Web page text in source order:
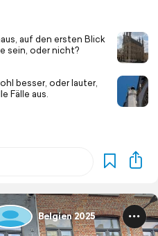
auf den ersten Blick
sein, oder nicht?
besser, oder lauter,
Fälle aus.
Belgien 2025